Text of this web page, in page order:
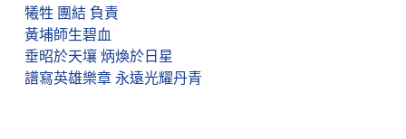
犧牲 團結 負責
黃埔師生碧血
垂昭於天壤 炳煥於日星
譜寫英雄樂章 永遠光耀丹青